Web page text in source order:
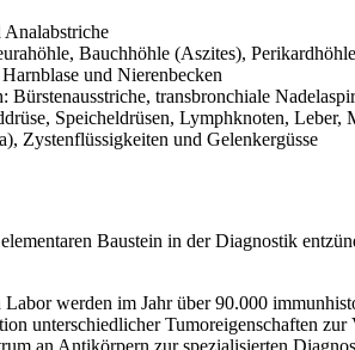
Bauchhöhle (Aszites), Perikardhöhle
und Nierenbecken
Bürstenausstriche, transbronchiale
Speicheldrüsen, Lymphknoten, Leber,
Zystenflüssigkeiten und Gelenkergüsse
Baustein in der Diagnostik
werden im Jahr über 90.000
unterschiedlicher Tumoreigenschaften
an Antikörpern zur spezialisierten